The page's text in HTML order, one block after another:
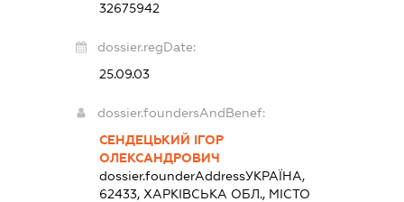
32675942
dossier.regDate:
25.09.03
dossier.foundersAndBenef:
СЕНДЕЦЬКИЙ ІГОР
ОЛЕКСАНДРОВИЧ
dossier.founderAddressУКРАЇНА,
62433, ХАРКІВСЬКА ОБЛ., МІСТО